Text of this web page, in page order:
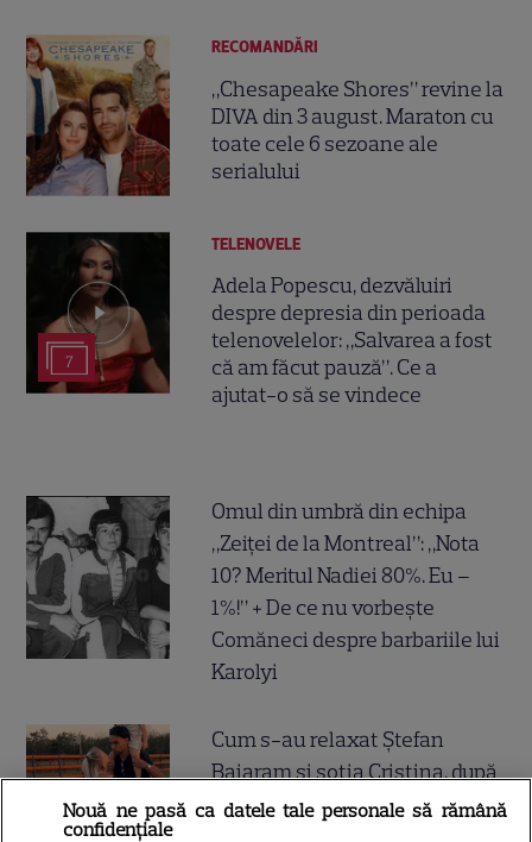
RECOMANDĂRI
„Chesapeake Shores” revine la
DIVA din 3 august. Maraton cu
toate cele 6 sezoane ale
serialului
7
TELENOVELE
Adela Popescu, dezvăluiri
despre depresia din perioada
telenovelelor: „Salvarea a fost
că am făcut pauză”. Ce a
ajutat-o să se vindece
Omul din umbră din echipa
„Zeiței de la Montreal”: „Nota
10? Meritul Nadiei 80%. Eu –
1%!” + De ce nu vorbește
Comăneci despre barbariile lui
Karolyi
Cum s-au relaxat Ștefan
Baiaram și soția Cristina, după
victoria 4-0 cu Petrolul
Nouă ne pasă ca datele tale personale să rămână
confidențiale